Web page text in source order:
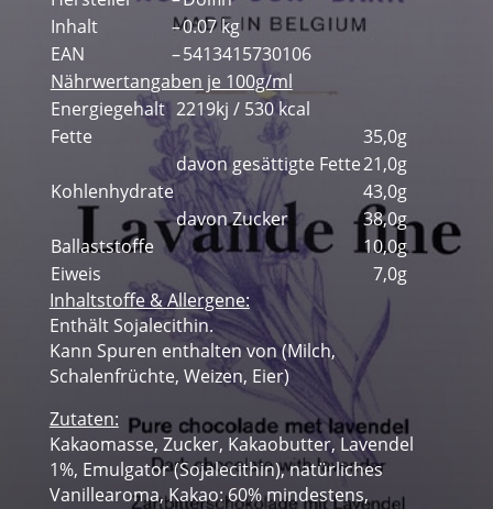
Inhalt
–0.07 kg
EAN
–5413415730106
Nährwertangaben je 100g/ml
Energiegehalt 2219kj / 530 kcal
Fette
35,0g
davon gesättigte Fette21,0g
Kohlenhydrate
43,0g
davon Zucker
38,0g
Ballaststoffe
10,0g
Eiweis
7,0g
Inhaltstoffe & Allergene:
Enthält Sojalecithin.
Kann Spuren enthalten von (Milch,
Schalenfrüchte, Weizen, Eier)
Zutaten:
Kakaomasse, Zucker, Kakaobutter, Lavendel
1%, Emulgator (Sojalecithin), natürliches
Vanillearoma, Kakao: 60% mindestens,